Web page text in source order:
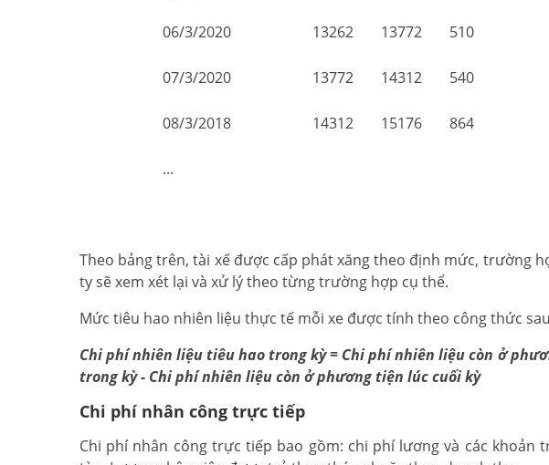
06/3/2020 13262 13772 510
07/3/2020 13772 14312 540
08/3/2018 14312 15176 864
...
Theo bảng trên, tài xế được cấp phát xăng theo định mức, trường
ty sẽ xem xét lại và xử lý theo từng trường hợp cụ thể.
Mức tiêu hao nhiên liệu thực tế mỗi xe được tính theo công thức
Chi phí nhiên liệu tiêu hao trong kỳ = Chi phí nhiên liệu còn ở
trong kỳ - Chi phí nhiên liệu còn ở phương tiện lúc cuối kỳ
Chi phí nhân công trực tiếp
Chi phí nhân công trực tiếp bao gồm: chi phí lương và các